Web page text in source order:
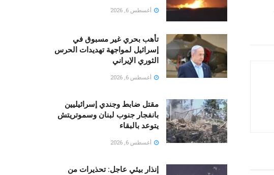
أغسطس 6, 2026
تأهب بحري غير مسبوق في
إسرائيل لمواجهة تهديدات الحرس
الثوري الإيراني
أغسطس 6, 2026
مقتل ضابط وجندي إسرائيليين
بانفجار جنوب لبنان وسموتريتش
يتوعد بالبقاء
أغسطس 6, 2026
إنذار بيئي عاجل: تحذيرات من